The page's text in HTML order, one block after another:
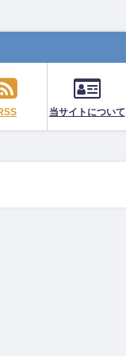
当サイトについて